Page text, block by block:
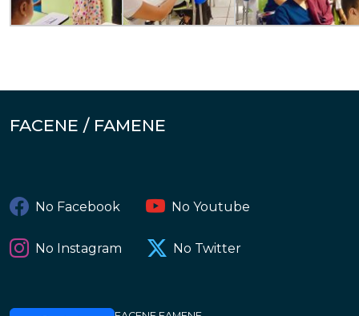
FACENE / FAMENE
No Facebook No Youtube
No Instagram No Twitter